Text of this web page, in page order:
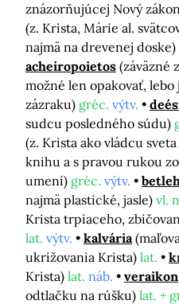
znázorňujúcej Nový
(z. Krista, Márie al.
najmä na drevenej doske)
acheiropoietos (záväzné
možné len opakovať,
zázraku) gréc. výtv.
sudcu posledného súdu)
(z. Krista ako vládcu
knihu a s pravou rukou
umení) gréc. výtv.
najmä plastické, jasle) vl.
Krista trpiaceho,
lat. výtv. kalvária
ukrižovania Krista) lat.
Krista) lat. náb. veraikon
odtlačku na rúšku) lat. +